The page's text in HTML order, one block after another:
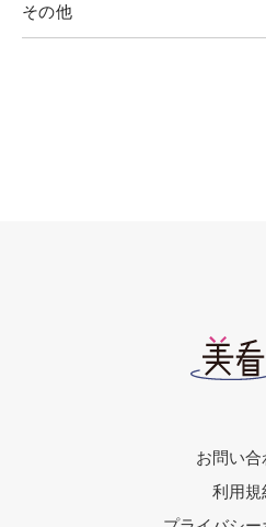
その他
お問い合
利用規